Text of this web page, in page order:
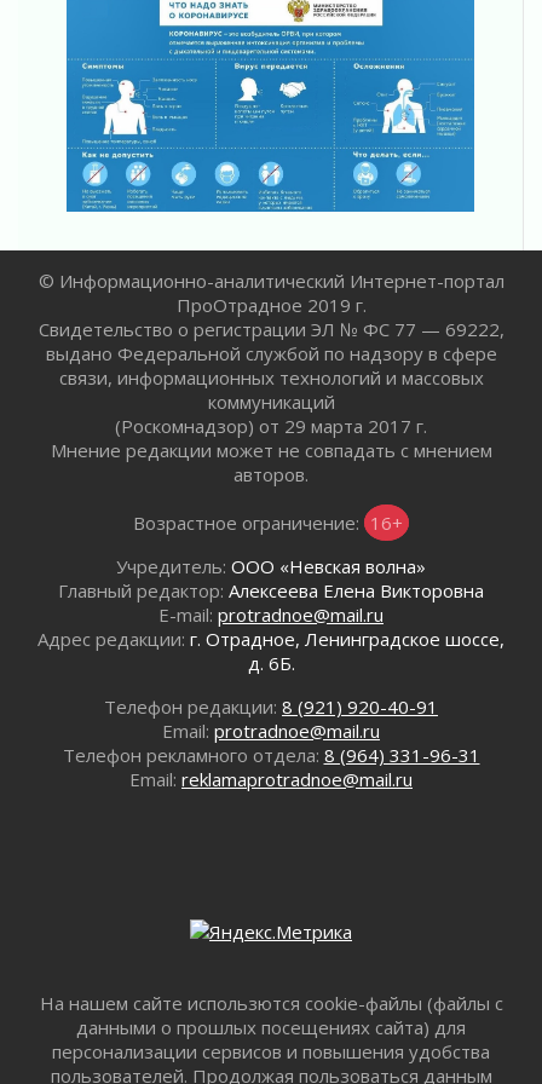
Открытое сердце и стремление делать добро
Давайте разберемся!
30 июля 2026
Круглую ригу в Гатчине отреставрируют в
2027 году
30 июля 2026
Путешествие к западным рубежам
Лаголовская общеобразовательная школа
откроется к концу сентября
30 июля 2026
Ленобласть наводит порядок на дорогах и в
перевозках
Комфортное лето: в Ленобласти 30 июля
ожидается теплая и сухая погода
Ладожский мост на трассе «Кола» полностью
закроют для движения в ночь на 31 июля
30 июля 2026
Волейболисты из Всеволожского района
представят Ленинградскую область на
всероссийском финале в Москве
«Кубок Защитников Отечества» для
ветеранов СВО стартовал в Выборге
30 июля 2026
Заблудившегося пенсионера вывели из леса в
Объявлена продажа инвестиционных паев
29 июля 2026
Пик топливного кризиса в Ленинградской
© Информационно-аналитический Интернет-портал
ПроОтрадное 2019 г.
Свидетельство о регистрации ЭЛ № ФС 77 — 69222,
выдано Федеральной службой по надзору в сфере
связи, информационных технологий и массовых
коммуникаций
(Роскомнадзор) от 29 марта 2017 г.
Мнение редакции может не совпадать с мнением
авторов.
Возрастное ограничение: 16+
Учредитель: ООО «Невская волна»
Главный редактор: Алексеева Елена Викторовна
E-mail: protradnoe@mail.ru
Адрес редакции: г. Отрадное, Ленинградское шоссе,
д. 6Б.
Телефон редакции: 8 (921) 920-40-91
Email: protradnoe@mail.ru
Телефон рекламного отдела: 8 (964) 331-96-31
Email: reklamaprotradnoe@mail.ru
На нашем сайте использются cookie-файлы (файлы с
данными о прошлых посещениях сайта) для
персонализации сервисов и повышения удобства
пользователей. Продолжая пользоваться данным